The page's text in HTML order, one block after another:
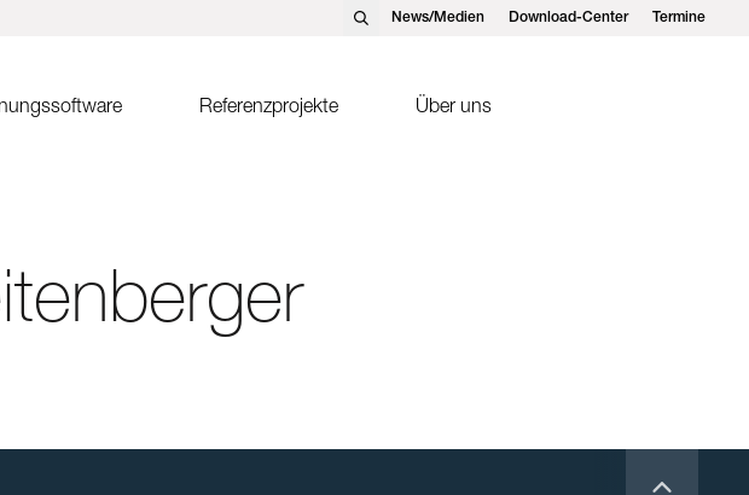
News/Medien Download-Center Termine
Planer
Referenzprojekte Über uns
Kontakte